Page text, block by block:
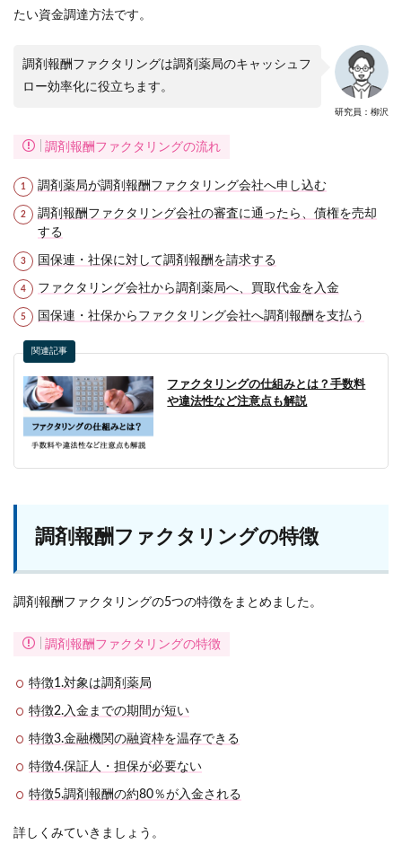
たい資金調達方法です。
研究員：柳沢
調剤報酬ファクタリングは調剤薬局のキャッシュフ
ロー効率化に役立ちます。
調剤報酬ファクタリングの流れ
調剤薬局が調剤報酬ファクタリング会社へ申し込む
調剤報酬ファクタリング会社の審査に通ったら、債権を売却
する
国保連・社保に対して調剤報酬を請求する
ファクタリング会社から調剤薬局へ、買取代金を入金
国保連・社保からファクタリング会社へ調剤報酬を支払う
関連記事
ファクタリングの仕組みとは？手数料
や違法性など注意点も解説
調剤報酬ファクタリングの特徴
調剤報酬ファクタリングの5つの特徴をまとめました。
調剤報酬ファクタリングの特徴
特徴1.対象は調剤薬局
特徴2.入金までの期間が短い
特徴3.金融機関の融資枠を温存できる
特徴4.保証人・担保が必要ない
特徴5.調剤報酬の約80％が入金される
詳しくみていきましょう。